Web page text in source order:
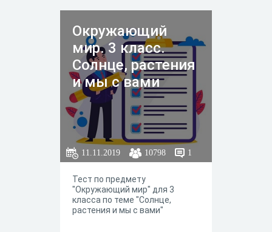
Окружающий
мир. 3 класс.
Солнце, растения
и мы с вами
11.11.2019 10798 1
Тест по предмету
"Окружающий мир" для 3
класса по теме "Солнце,
растения и мы с вами"